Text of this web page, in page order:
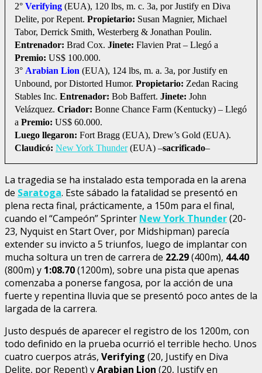
2° Verifying (EUA), 120 lbs, m. c. 3a, por Justify en Diva
Delite, por Repent. Propietario: Susan Magnier, Michael
Tabor, Derrick Smith, Westerberg & Jonathan Poulin.
Entrenador: Brad Cox. Jinete: Flavien Prat – Llegó a
Premio: US$ 100.000.
3° Arabian Lion (EUA), 124 lbs, m. a. 3a, por Justify en
Unbound, por Distorted Humor. Propietario: Zedan Racing
Stables Inc. Entrenador: Bob Baffert. Jinete: John
Velázquez. Criador: Bonne Chance Farm (Kentucky) – Llegó
a Premio: US$ 60.000.
Luego llegaron: Fort Bragg (EUA), Drew’s Gold (EUA).
Claudicó: New York Thunder(EUA) –sacrificado–
La tragedia se ha instalado esta temporada en la arena
de Saratoga. Este sábado la fatalidad se presentó en
plena recta final, prácticamente, a 150m para el final,
cuando el “Campeón” Sprinter New York Thunder(20-
23, Nyquist en Start Over, por Midshipman) parecía
extender su invicto a 5 triunfos, luego de implantar con
mucha soltura un tren de carrera de 22.29(400m), 44.40
(800m) y 1:08.70(1200m), sobre una pista que apenas
comenzaba a ponerse fangosa, por la acción de una
fuerte y repentina lluvia que se presentó poco antes de la
largada de la carrera.
Justo después de aparecer el registro de los 1200m, con
todo definido en la prueba ocurrió el terrible hecho. Unos
cuatro cuerpos atrás, Verifying (20, Justify en Diva
Delite, por Repent) yArabian Lion (20, Justify en